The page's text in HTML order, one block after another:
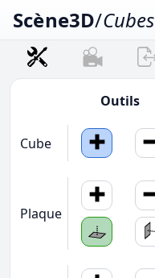
Scène3D/Cubes
Outils
Cube
Plaque